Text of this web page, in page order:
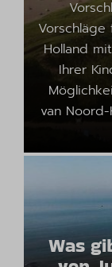
Holland
Ihrer
van
Was